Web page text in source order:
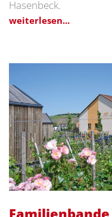
Hasenbeck.
weiterlesen...